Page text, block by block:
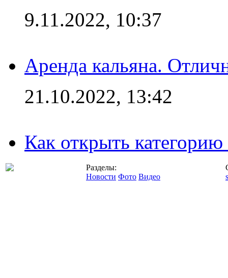
9.11.2022, 10:37
Аренда кальяна.
21.10.2022, 13:42
Как открыть
Разделы:
Новости Фото Видео